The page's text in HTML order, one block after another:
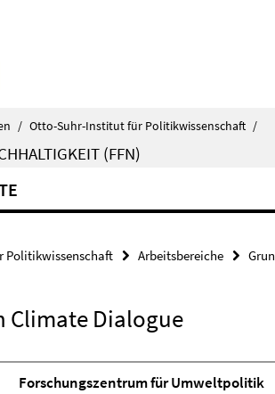
/ Otto-Suhr-Institut für Politikwissenschaft /
(FFN)
Politikwissenschaft Arbeitsbereiche
Climate Dialogue
Forschungszentrum für Umweltpolitik